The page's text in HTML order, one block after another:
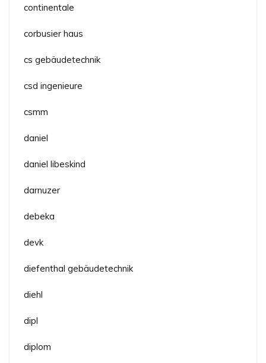
continentale
corbusier haus
cs gebäudetechnik
csd ingenieure
csmm
daniel
daniel libeskind
darnuzer
debeka
devk
diefenthal gebäudetechnik
diehl
dipl
diplom